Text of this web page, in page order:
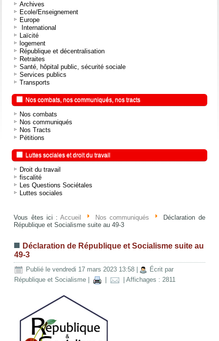
Archives
Ecole/Enseignement
Europe
International
Laïcité
logement
République et décentralisation
Retraites
Santé, hôpital public, sécurité sociale
Services publics
Transports
Nos combats, nos communiqués, nos tracts
Nos combats
Nos communiqués
Nos Tracts
Pétitions
Luttes sociales et droit du travail
Droit du travail
fiscalité
Les Questions Sociétales
Luttes sociales
Vous êtes ici :Accueil Nos communiqués
Déclaration de
République et Socialisme suite au 49-3
Déclaration de République et Socialisme suite au
49-3
Publié le vendredi 17 mars 2023 13:58
Écrit par
République et Socialisme
| Affichages : 2811